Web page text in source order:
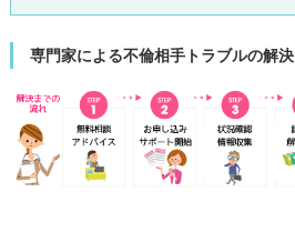
専門家による不倫相手トラブルの解決